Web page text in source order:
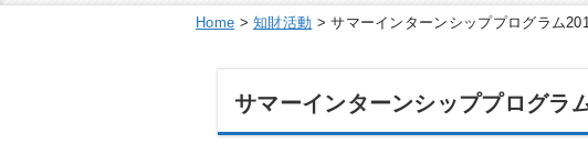
Home >知財活動 >サマーインターンシッププログラム
サマーインターンシッププログラ